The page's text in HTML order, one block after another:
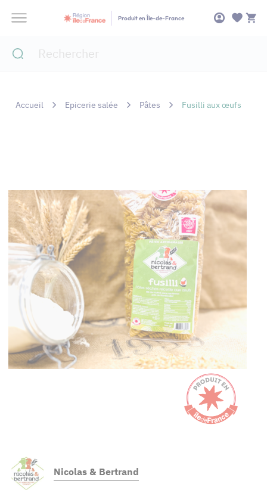
Produit en Île-de-France
Accueil Epicerie salée Pâtes Fusilli aux œufs
Nicolas & Bertrand